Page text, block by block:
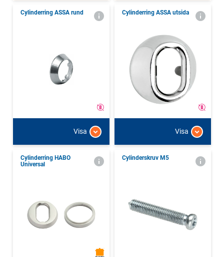
Cylinderring ASSA rund
Visa
Cylinderring ASSA utsida
Visa
Cylinderring HABO
Universal
Cylinderskruv M5